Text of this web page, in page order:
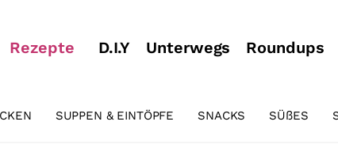
Rezepte D.I.Y Unterwegs Roundups
SUPPEN & EINTÖPFE SNACKS SÜßES